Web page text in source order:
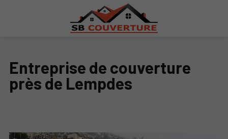
Entreprise de couverture
près de Lempdes